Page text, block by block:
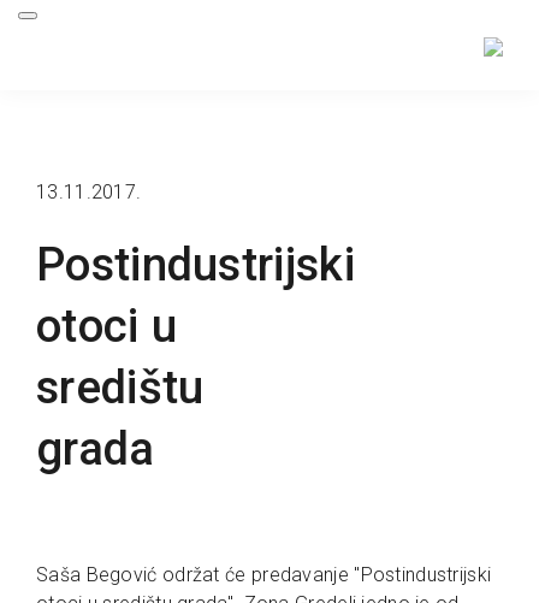
Postindustrijski
otoci u
središtu
grada
13.11.2017.
Saša Begović održat će predavanje "Postindustrijski